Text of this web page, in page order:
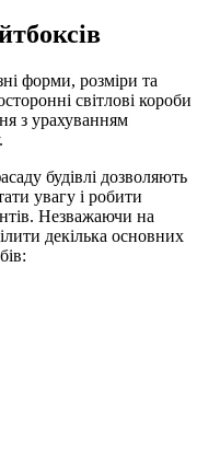
форми, розміри та
світлові короби
з урахуванням
будівлі дозволяють
увагу і робити
Незважаючи на
декілька основних